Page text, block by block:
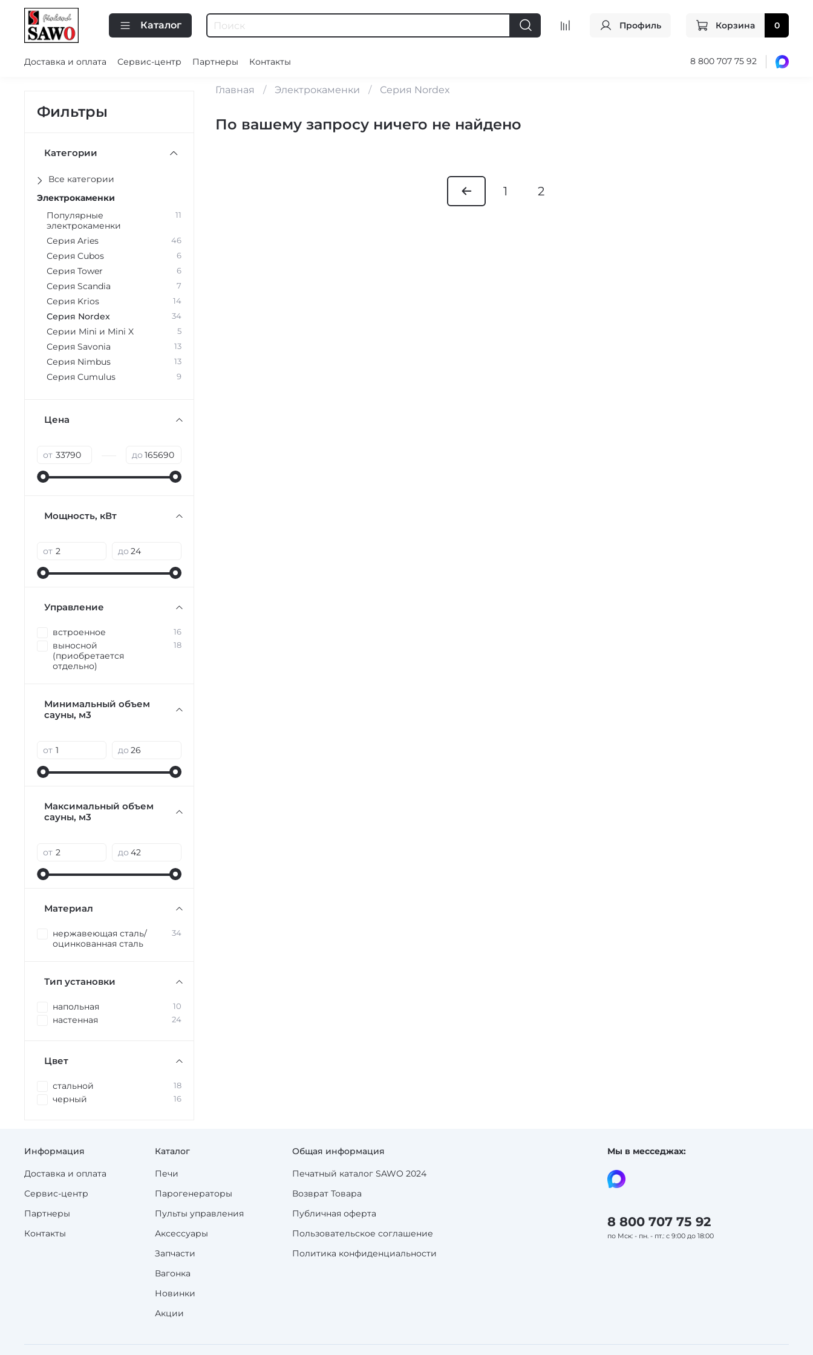
Каталог Профиль Корзина 0
Доставка и оплата Сервис-центр Партнеры Контакты 8 800 707 75 92
Главная Электрокаменки Серия Nordex
По вашему запросу ничего не найдено
1 2
Фильтры
Категории
Все категории
Электрокаменки
Популярные
электрокаменки
11
Серия Aries 46
Серия Cubos 6
Серия Tower 6
Серия Scandia 7
Серия Krios 14
Серия Nordex 34
Серии Mini и Mini X 5
Серия Savonia 13
Серия Nimbus 13
Серия Cumulus 9
Цена
от до
Мощность, кВт
от до
Управление
встроенное 16
выносной
(приобретается
отдельно)
18
Минимальный объем
сауны, м3
от до
Максимальный объем
сауны, м3
от до
Материал
нержавеющая сталь/
оцинкованная сталь
34
Тип установки
напольная 10
настенная 24
Цвет
стальной 18
черный 16
Информация
Доставка и оплата
Сервис-центр
Партнеры
Контакты
Каталог
Печи
Парогенераторы
Пульты управления
Аксессуары
Запчасти
Вагонка
Новинки
Акции
Общая информация
Печатный каталог SAWO 2024
Возврат Товара
Публичная оферта
Пользовательское соглашение
Политика конфиденциальности
Мы в месседжах:
8 800 707 75 92
по Мск: - пн. - пт.: с 9:00 до 18:00